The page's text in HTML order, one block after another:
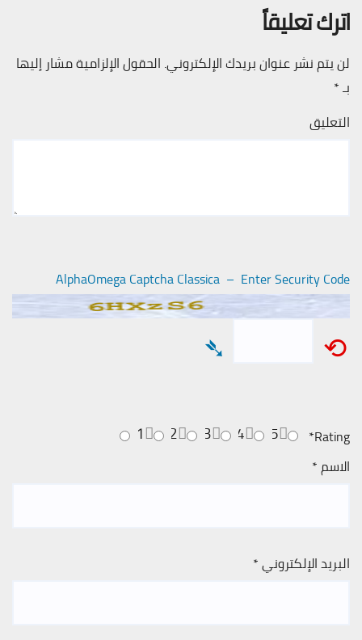
اترك تعليقاً
لن يتم نشر عنوان بريدك الإلكتروني. الحقول الإلزامية مشار إليها
بـ*
التعليق
AlphaOmega Captcha Classica – Enter Security Code
⟲
➴
Rating
*
5
4
3
2
1
الاسم*
البريد الإلكتروني*